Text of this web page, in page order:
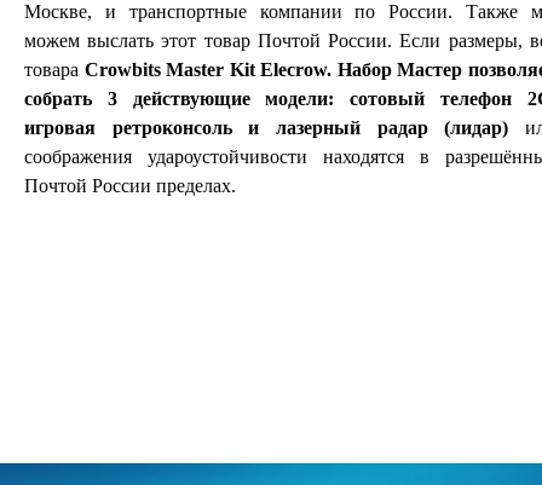
Москве, и транспортные компании по России. Также
можем выслать этот товар Почтой России. Если размеры,
товара Crowbits Master Kit Elecrow. Набор Мастер
собрать 3 действующие модели: сотовый телефон
игровая ретроконсоль и лазерный радар (лидар)
соображения удароустойчивости находятся в
Почтой России пределах.